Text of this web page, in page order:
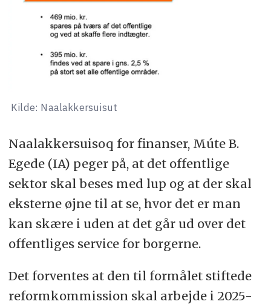
Kilde: Naalakkersuisut
Naalakkersuisoq for finanser, Múte B.
Egede (IA) peger på, at det offentlige
sektor skal beses med lup og at der skal
eksterne øjne til at se, hvor det er man
kan skære i uden at det går ud over det
offentliges service for borgerne.
Det forventes at den til formålet stiftede
reformkommission skal arbejde i 2025-